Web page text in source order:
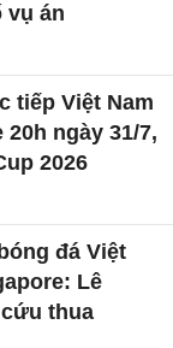
vụ án
tiếp Việt Nam
ngày 31/7,
2026
đá Việt
Lê
thua